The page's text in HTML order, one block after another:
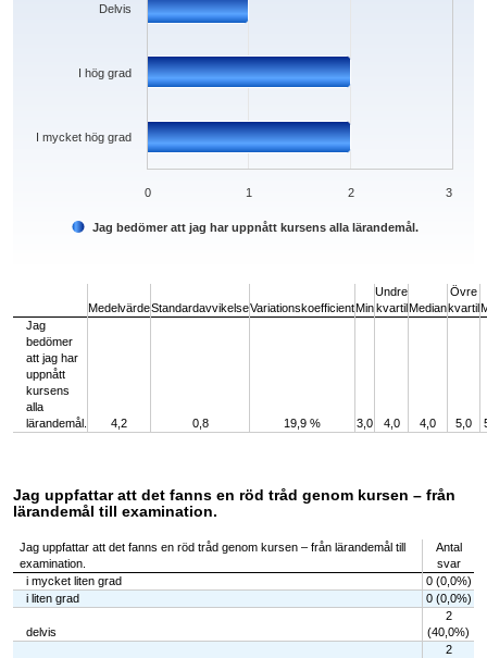
Jag bedömer att jag har uppnått kursens alla lärandemål.
I mycket hög grad
I hög grad
Delvis
0 1 2 3
MedelvärdeStandardavvikelseVariationskoefficientMin
Undre
kvartilMedian
Övre
kvartil
Jag
bedömer
att jag har
uppnått
kursens
alla
lärandemål.
4,2 0,8 19,9 % 3,0 4,0 4,0 5,0
Jag uppfattar att det fanns en röd tråd genom kursen – från
lärandemål till examination.
Jag uppfattar att det fanns en röd tråd genom kursen – från lärandemål till
examination.
Antal
svar
i mycket liten grad
0 (0,0%)
i liten grad
0 (0,0%)
delvis
2
(40,0%)
2